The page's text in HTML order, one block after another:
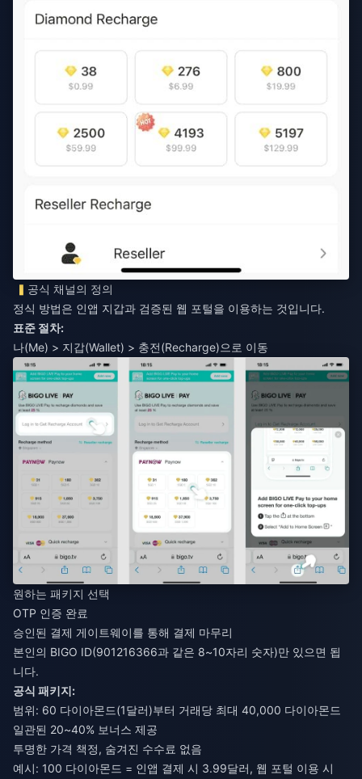
공식 채널의 정의
정식 방법은 인앱 지갑과 검증된 웹 포털을 이용하는 것입니다.
표준 절차:
나(Me) > 지갑(Wallet) > 충전(Recharge)으로 이동
원하는 패키지 선택
OTP 인증 완료
승인된 결제 게이트웨이를 통해 결제 마무리
본인의 BIGO ID(901216366과 같은 8~10자리 숫자)만 있으면 됩
니다.
공식 패키지:
범위: 60 다이아몬드(1달러)부터 거래당 최대 40,000 다이아몬드
일관된 20~40% 보너스 제공
투명한 가격 책정, 숨겨진 수수료 없음
예시: 100 다이아몬드 = 인앱 결제 시 3.99달러, 웹 포털 이용 시